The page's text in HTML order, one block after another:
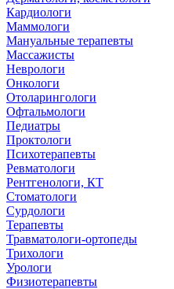
Кардиологи
Маммологи
Мануальные терапевты
Массажисты
Неврологи
Онкологи
Отоларингологи
Офтальмологи
Педиатры
Проктологи
Психотерапевты
Ревматологи
Рентгенологи, КТ
Стоматологи
Сурдологи
Терапевты
Травматологи-ортопеды
Трихологи
Урологи
Физиотерапевты